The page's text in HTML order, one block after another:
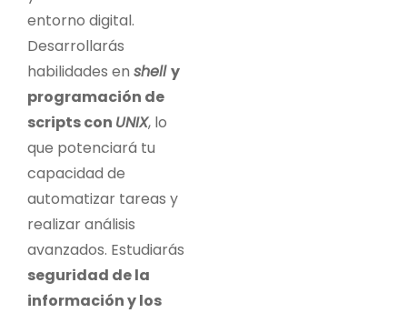
entorno digital.
Desarrollarás
habilidades en shelly
programación de
scripts con UNIX, lo
que potenciará tu
capacidad de
automatizar tareas y
realizar análisis
avanzados. Estudiarás
seguridad de la
información y los